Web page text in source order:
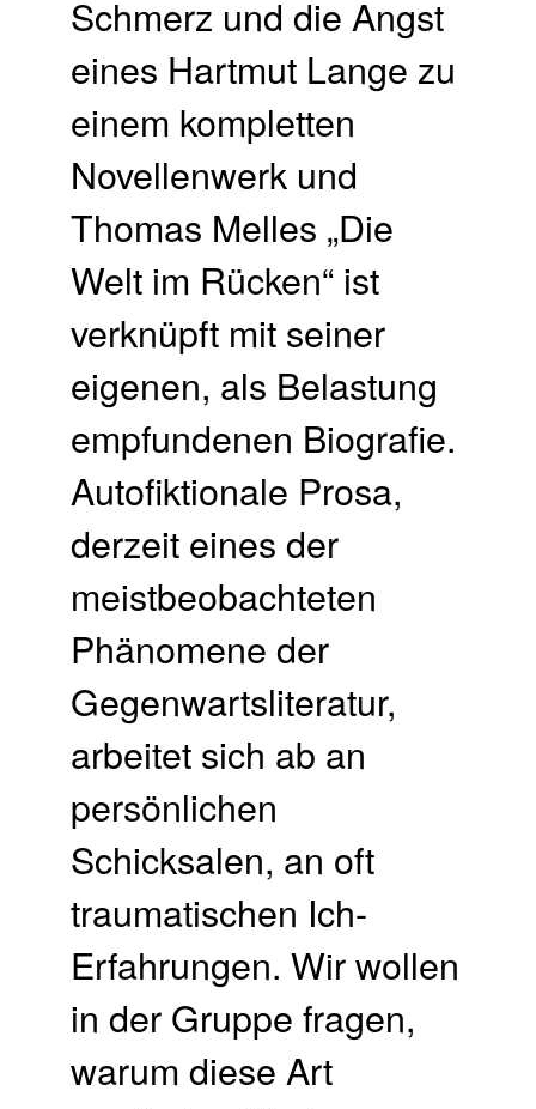
Schmerz und die Angst
eines Hartmut Lange zu
einem kompletten
Novellenwerk und
Thomas Melles „Die
Welt im Rücken“ ist
verknüpft mit seiner
eigenen, als Belastung
empfundenen Biografie.
Autofiktionale Prosa,
derzeit eines der
meistbeobachteten
Phänomene der
Gegenwartsliteratur,
arbeitet sich ab an
persönlichen
Schicksalen, an oft
traumatischen Ich-
Erfahrungen. Wir wollen
in der Gruppe fragen,
warum diese Art